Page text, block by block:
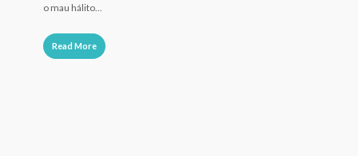
o mau hálito...
Read More